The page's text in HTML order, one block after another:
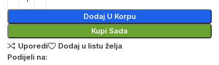
Dodaj U Korpu
Kupi Sada
Uporedi
Dodaj u listu želja
Podijeli na: